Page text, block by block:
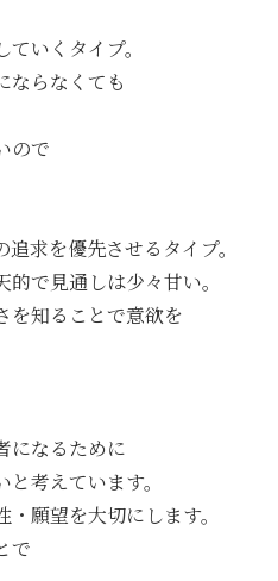
いくタイプ。
ならなくても
ので
求を優先させるタイプ。
で見通しは少々甘い。
を知ることで意欲を
になるために
考えています。
願望を大切にします。
で